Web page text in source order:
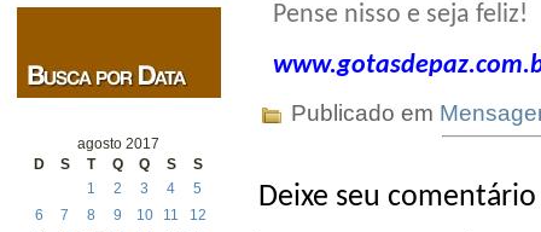
agosto 2017
D
S T Q Q S
S
1
2 3 4
5
6
7 8 9 10 11
12
Pense nisso e seja feliz!
Publicado em
Deixe seu comentário